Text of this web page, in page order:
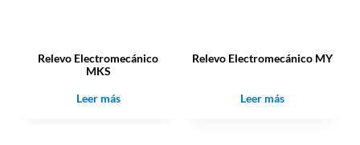
Relevo Electromecánico
MKS
Leer más
Relevo Electromecánico MY
Leer más